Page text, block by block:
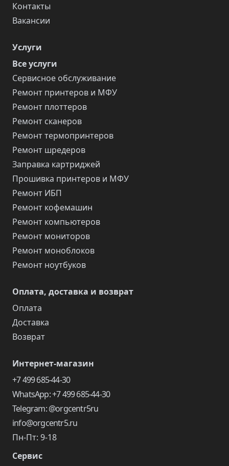
Контакты
Вакансии
Услуги
Все услуги
Сервисное обслуживание
Ремонт принтеров и МФУ
Ремонт плоттеров
Ремонт сканеров
Ремонт термопринтеров
Ремонт шредеров
Заправка картриджей
Прошивка принтеров и МФУ
Ремонт ИБП
Ремонт кофемашин
Ремонт компьютеров
Ремонт мониторов
Ремонт моноблоков
Ремонт ноутбуков
Оплата, доставка и возврат
Оплата
Доставка
Возврат
Интернет-магазин
+7 499 685-44-30
WhatsApp: +7 499 685-44-30
Telegram: @orgcentr5ru
info@orgcentr5.ru
Пн-Пт: 9-18
Сервис